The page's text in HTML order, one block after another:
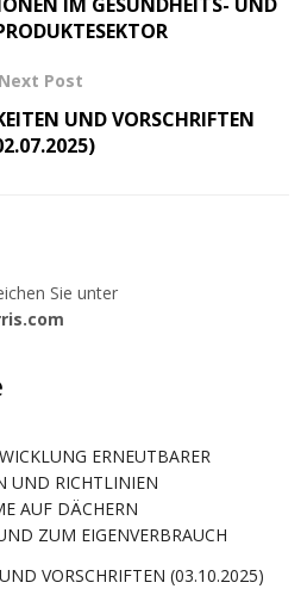
Next Post
UND VORSCHRIFTEN
Sie unter
ERNEUTBARER
UND RICHTLINIEN
AUF DÄCHERN
ZUM EIGENVERBRAUCH
VORSCHRIFTEN (03.10.2025)